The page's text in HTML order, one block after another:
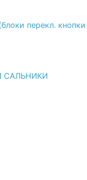
перекл. кнопки
САЛЬНИКИ